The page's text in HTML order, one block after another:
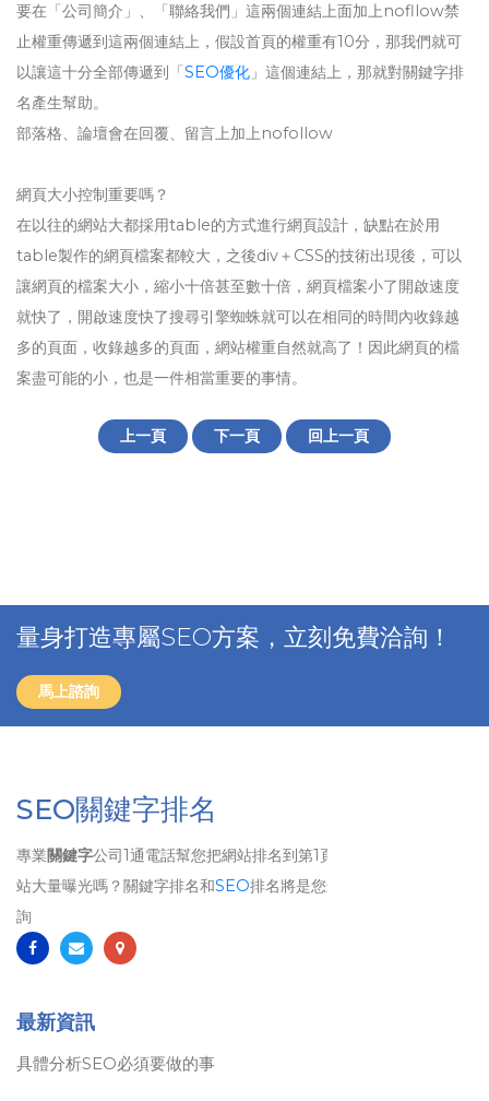
要在「公司簡介」、「聯絡我們」這兩個連結上面加上nofllow禁
止權重傳遞到這兩個連結上，假設首頁的權重有10分，那我們就可
以讓這十分全部傳遞到「SEO優化 」這個連結上，那就對關鍵字排
名產生幫助。
部落格、論壇會在回覆、留言上加上nofollow
網頁大小控制重要嗎？
在以往的網站大都採用table的方式進行網頁設計，缺點在於用
table製作的網頁檔案都較大，之後div＋CSS的技術出現後，可以
讓網頁的檔案大小，縮小十倍甚至數十倍，網頁檔案小了開啟速度
就快了，開啟速度快了搜尋引擎蜘蛛就可以在相同的時間內收錄越
多的頁面，收錄越多的頁面，網站權重自然就高了！因此網頁的檔
案盡可能的小，也是一件相當重要的事情。
上一頁 下一頁 回上一頁
量身打造專屬SEO方案，立刻免費洽詢！
馬上諮詢
SEO關鍵字排名
專業關鍵字公司1通電話幫您把網站排名到第1頁、 想要讓自己的網
站大量曝光嗎？關鍵字排名和SEO排名將是您最佳的選擇！歡迎洽
詢
最新資訊
具體分析SEO必須要做的事